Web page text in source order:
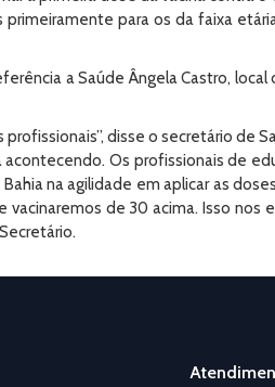
para os da faixa
a Saúde Ângela Castro, local
disse o secretário de
Os profissionais de
na agilidade em aplicar as
de 30 acima. Isso nos